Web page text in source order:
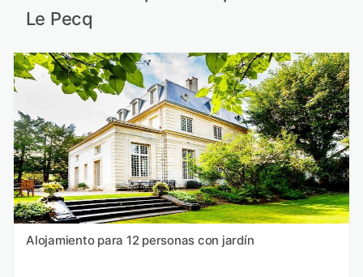
Le Pecq
Alojamiento para 12 personas con jardín